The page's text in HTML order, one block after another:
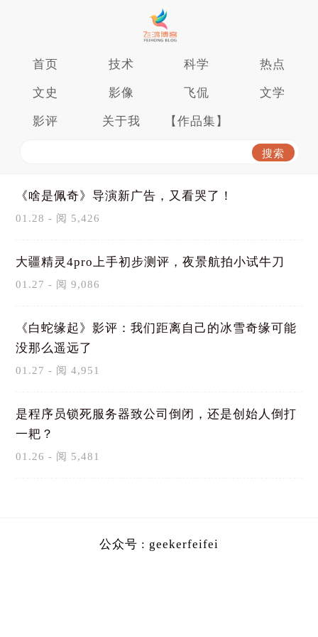
首页 技术 科学 热点
文史 影像 飞侃 文学
影评 关于我 【作品集】
《啥是佩奇》导演新广告，又看哭了！
01.28 - 阅 5,426
大疆精灵4pro上手初步测评，夜景航拍小试牛刀
01.27 - 阅 9,086
《白蛇缘起》影评：我们距离自己的冰雪奇缘可能
没那么遥远了
01.27 - 阅 4,951
是程序员锁死服务器致公司倒闭，还是创始人倒打
一耙？
01.26 - 阅 5,481
公众号 : geekerfeifei